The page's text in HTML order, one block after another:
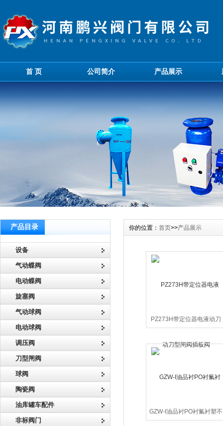
首 页 公司简介 产品展示
产品目录
设备
气动蝶阀
电动蝶阀
旋塞阀
气动球阀
电动球阀
调压阀
刀型闸阀
球阀
陶瓷阀
油库罐车配件
非标阀门
你的位置： 首页>>产品展示
PZ273H带定位器电液动刀
型闸阀插板阀
GZW-I油品衬PO衬氟衬塑不
锈钢管道阻火器